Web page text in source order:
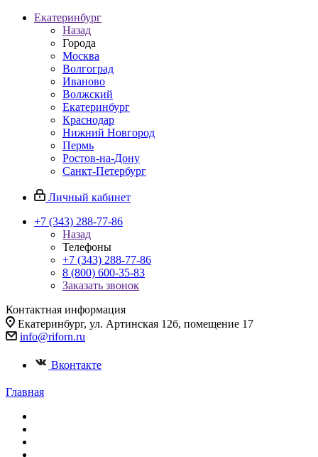
Екатеринбург
Назад
Города
Москва
Волгоград
Иваново
Волжский
Екатеринбург
Краснодар
Нижний Новгород
Пермь
Ростов-на-Дону
Санкт-Петербург
Личный кабинет
+7 (343) 288-77-86
Назад
Телефоны
+7 (343) 288-77-86
8 (800) 600-35-83
Заказать звонок
Контактная информация
Екатеринбург, ул. Артинская 12б, помещение 17
info@riforn.ru
Вконтакте
Главная